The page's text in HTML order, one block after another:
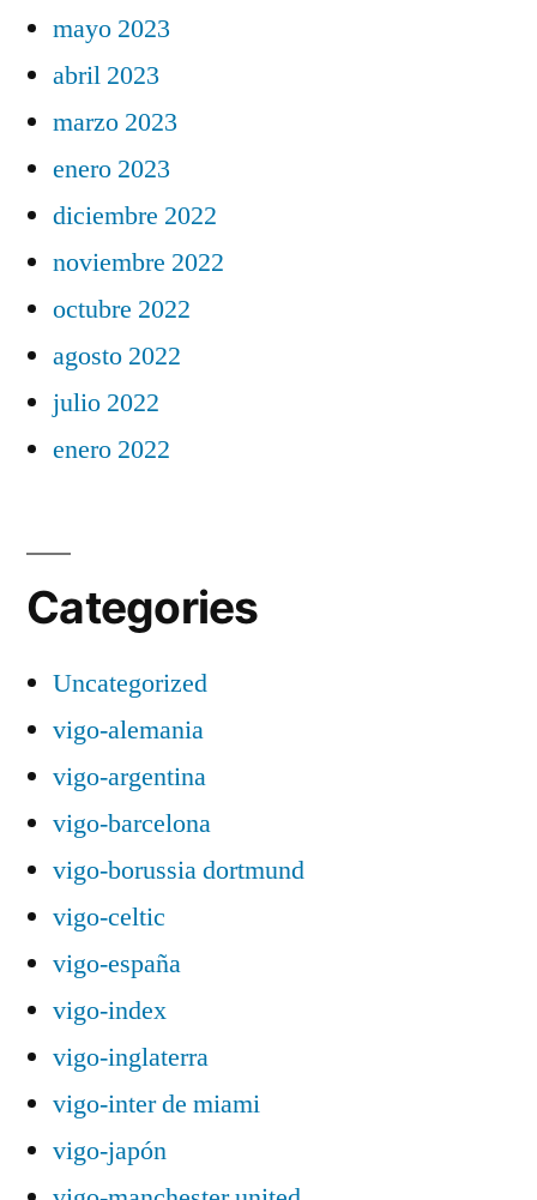
mayo 2023
abril 2023
marzo 2023
enero 2023
diciembre 2022
noviembre 2022
octubre 2022
agosto 2022
julio 2022
enero 2022
Categories
Uncategorized
vigo-alemania
vigo-argentina
vigo-barcelona
vigo-borussia dortmund
vigo-celtic
vigo-españa
vigo-index
vigo-inglaterra
vigo-inter de miami
vigo-japón